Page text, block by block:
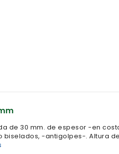
de 30 mm. de espesor -en
biselados, -antigolpes-. Altura